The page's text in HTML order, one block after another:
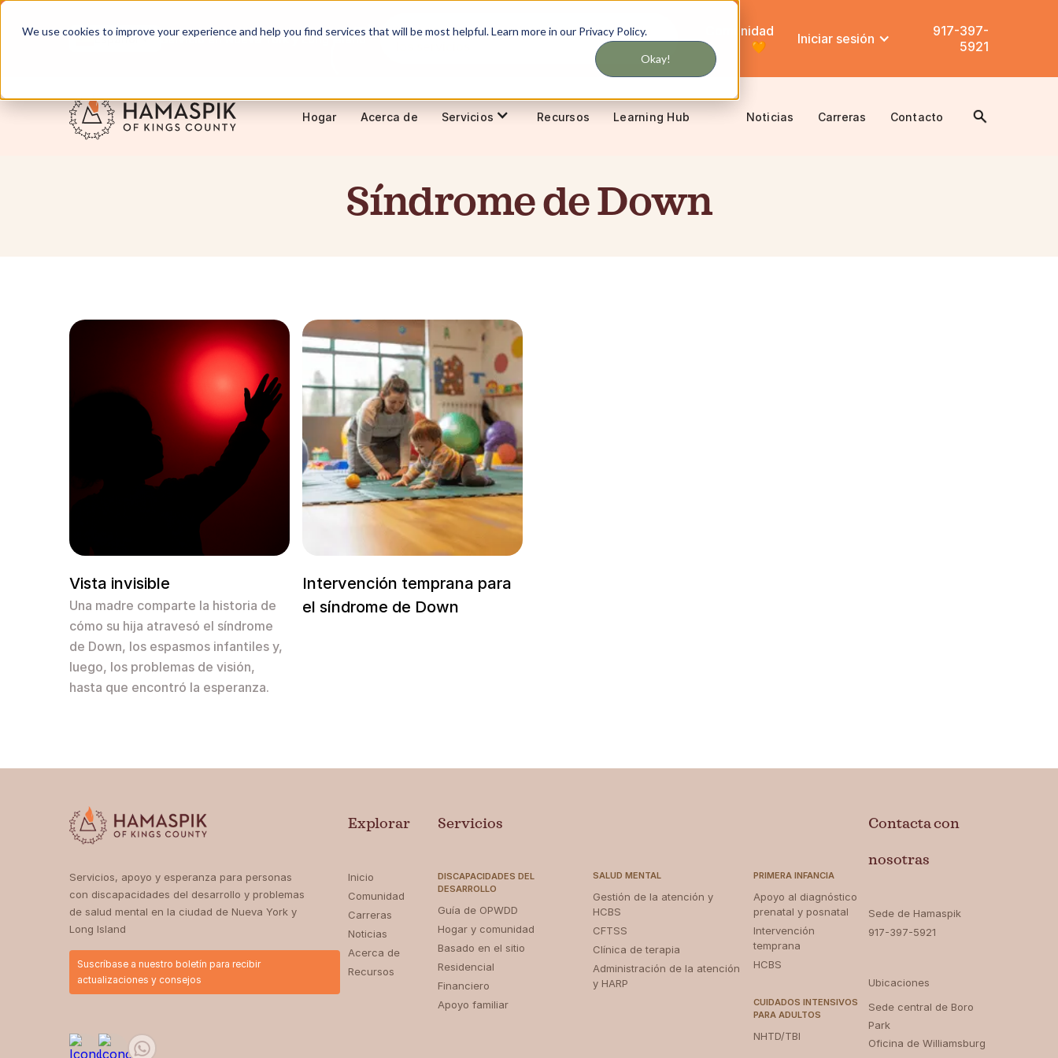
We use cookies to improve your experience and help you find services that will be most helpful. Learn more in our Privacy Policy.
Okay!
Español Servicio en Nueva York y Long Island
No te pierdas nunca las actualizaciones de
Comunidad
Iniciar sesión
917-397-
5921
Hogar Acerca de Servicios Recursos Learning Hub Noticias Carreras Contacto
Síndrome de Down
Vista invisible
Una madre comparte la historia de
cómo su hija atravesó el síndrome
de Down, los espasmos infantiles y,
luego, los problemas de visión,
hasta que encontró la esperanza.
Intervención temprana para
el síndrome de Down
Servicios, apoyo y esperanza para personas
con discapacidades del desarrollo y problemas
de salud mental en la ciudad de Nueva York y
Long Island
Suscríbase a nuestro boletín para recibir
actualizaciones y consejos
Explorar
Inicio
Comunidad
Carreras
Noticias
Acerca de
Recursos
Servicios
DISCAPACIDADES DEL
DESARROLLO
Guía de OPWDD
Hogar y comunidad
Basado en el sitio
Residencial
Financiero
Apoyo familiar
SALUD MENTAL
Gestión de la atención y
HCBS
CFTSS
Clínica de terapia
Administración de la atención
y HARP
PRIMERA INFANCIA
Apoyo al diagnóstico
prenatal y posnatal
Intervención
temprana
HCBS
CUIDADOS INTENSIVOS
PARA ADULTOS
NHTD/TBI
Contacta con
nosotras
Sede de Hamaspik
917-397-5921
Ubicaciones
Sede central de Boro
Park ‍
Oficina de Williamsburg